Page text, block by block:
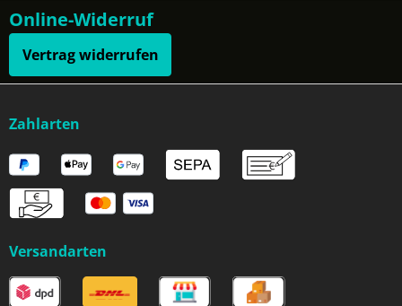
Online-Widerruf
Vertrag widerrufen
Zahlarten
Versandarten